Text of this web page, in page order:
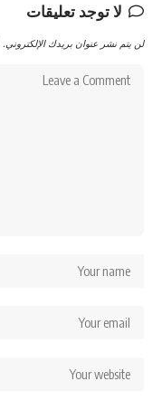
لا توجد تعليقات
لن يتم نشر عنوان بريدك الإلكتروني.